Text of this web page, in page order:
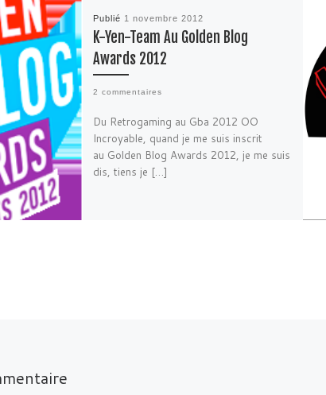
Publié 1 novembre 2012
K-Yen-Team Au Golden Blog
Awards 2012
2 commentaires
Du Retrogaming au Gba 2012 OO
Incroyable, quand je me suis inscrit
au Golden Blog Awards 2012, je me suis
dis, tiens je […]